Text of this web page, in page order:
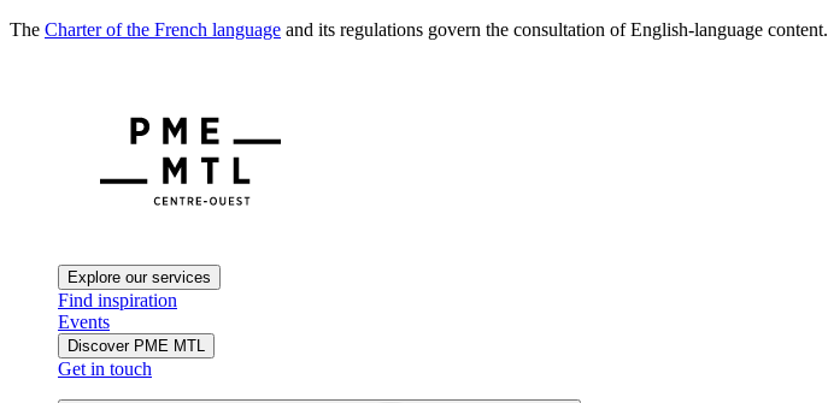
The Charter of the French language and its regulations govern the consultation of English-language content.
Explore our services
Find inspiration
Events
Discover PME MTL
Get in touch